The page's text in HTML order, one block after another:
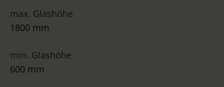
max. Glashöhe
1800 mm
min. Glashöhe
600 mm